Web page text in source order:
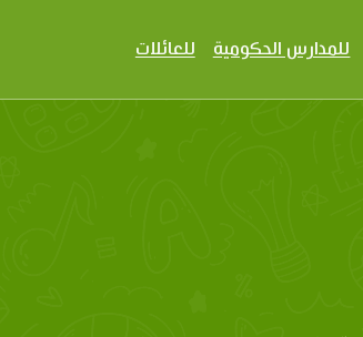
للمدارس الحكومية للعائلات